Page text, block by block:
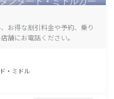
お得な割引料金や予約、乗り
舗にお電話ください。
・ミドル